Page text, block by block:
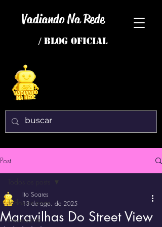
Vadiando Na Rede
/ BLOG OFICIAL
Post
Todos os posts
interessante
Maravilhas Do Street View
Ito Soares
13 de ago. de 2025